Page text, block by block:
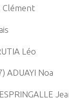
Clément
Léo
ADUAYI Noa